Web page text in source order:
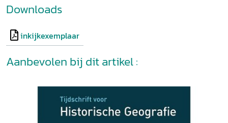
Downloads
inkijkexemplaar
Aanbevolen bij dit artikel :